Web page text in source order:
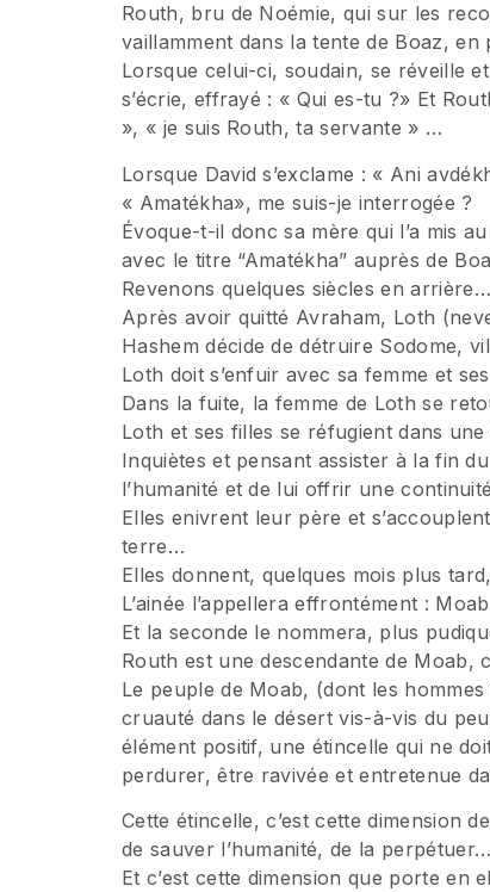
Routh, bru de Noémie, qui sur les
vaillamment dans la tente de Boaz, en
Lorsque celui-ci, soudain, se réveille
s’écrie, effrayé : « Qui es-tu ?» Et
», « je suis Routh, ta servante » …
Lorsque David s’exclame : « Ani
« Amatékha», me suis-je interrogée ?
Évoque-t-il donc sa mère qui l’a mis
avec le titre “Amatékha” auprès de
Revenons quelques siècles en arrière…
Après avoir quitté Avraham, Loth
Hashem décide de détruire Sodome,
Loth doit s’enfuir avec sa femme et
Dans la fuite, la femme de Loth se
Loth et ses filles se réfugient dans
Inquiètes et pensant assister à la fin
l’humanité et de lui offrir une
Elles enivrent leur père et
terre…
Elles donnent, quelques mois plus
L’ainée l’appellera effrontément :
Et la seconde le nommera, plus
Routh est une descendante de Moab,
Le peuple de Moab, (dont les
cruauté dans le désert vis-à-vis du
élément positif, une étincelle qui ne
perdurer, être ravivée et entretenue
Cette étincelle, c’est cette dimension
de sauver l’humanité, de la perpétuer…
Et c’est cette dimension que porte en